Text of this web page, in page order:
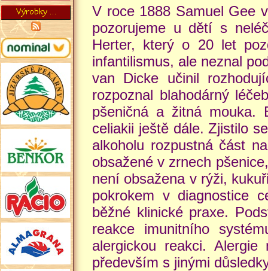
V roce 1888 Samuel Gee
pozorujeme u dětí s
Herter, který o 20 let
infantilismus, ale neznal
van Dicke učinil
rozpoznal blahodárný
pšeničná a žitná mouka.
celiakii ještě dále. Zjistilo
alkoholu rozpustná část
obsažené v zrnech
není obsažena v rýži,
pokrokem v diagnostice
běžné klinické praxe.
reakce imunitního
alergickou reakci.
především s jinými